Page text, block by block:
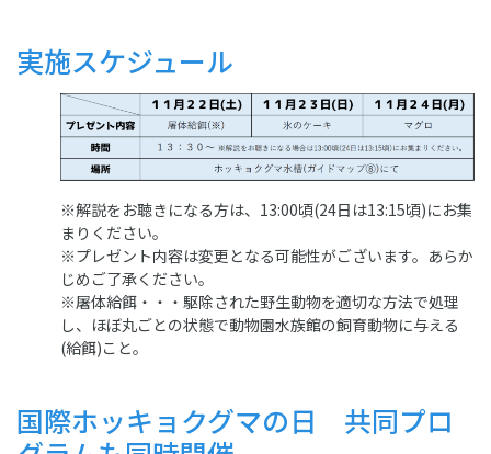
実施スケジュール
※解説をお聴きになる方は、13:00頃(24日は13:15頃)にお集
まりください。
※プレゼント内容は変更となる可能性がございます。あらか
じめご了承ください。
※屠体給餌・・・駆除された野生動物を適切な方法で処理
し、ほぼ丸ごとの状態で動物園水族館の飼育動物に与える
(給餌)こと。
国際ホッキョクグマの日 共同プロ